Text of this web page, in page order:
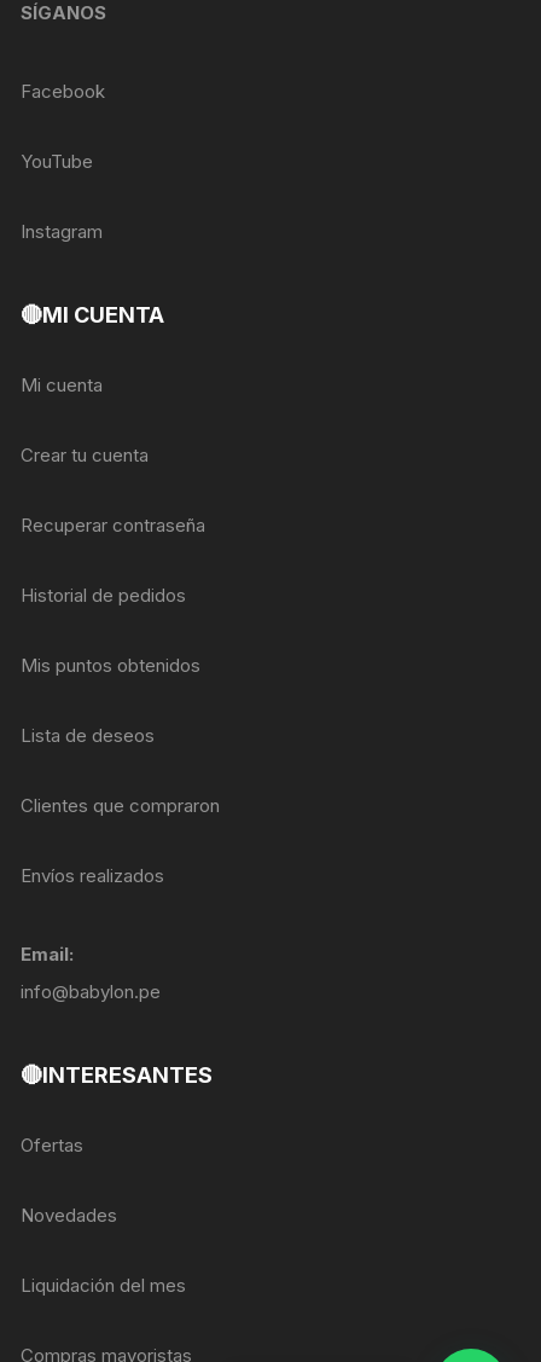
SÍGANOS
Facebook
YouTube
Instagram
🔴MI CUENTA
Mi cuenta
Crear tu cuenta
Recuperar contraseña
Historial de pedidos
Mis puntos obtenidos
Lista de deseos
Clientes que compraron
Envíos realizados
Email:
info@babylon.pe
🔴INTERESANTES
Ofertas
Novedades
Liquidación del mes
Compras mayoristas